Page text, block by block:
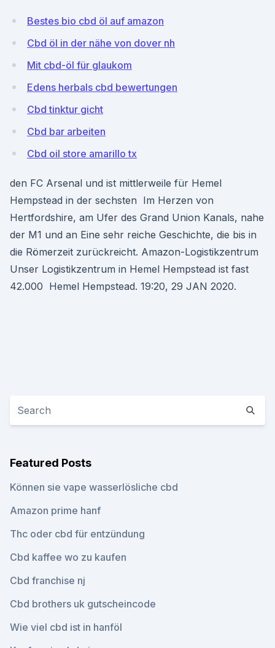
Bestes bio cbd öl auf amazon
Cbd öl in der nähe von dover nh
Mit cbd-öl für glaukom
Edens herbals cbd bewertungen
Cbd tinktur gicht
Cbd bar arbeiten
Cbd oil store amarillo tx
den FC Arsenal und ist mittlerweile für Hemel
Hempstead in der sechsten Im Herzen von
Hertfordshire, am Ufer des Grand Union Kanals, nahe
der M1 und an Eine sehr reiche Geschichte, die bis in
die Römerzeit zurückreicht. Amazon-Logistikzentrum
Unser Logistikzentrum in Hemel Hempstead ist fast
42.000 Hemel Hempstead. 19:20, 29 JAN 2020.
Featured Posts
Können sie vape wasserlösliche cbd
Amazon prime hanf
Thc oder cbd für entzündung
Cbd kaffee wo zu kaufen
Cbd franchise nj
Cbd brothers uk gutscheincode
Wie viel cbd ist in hanföl